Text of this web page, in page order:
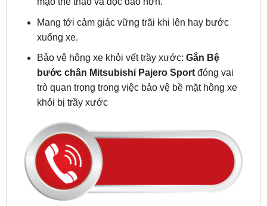
xuống xe.
Bảo vệ hông xe khỏi vết trầy xước: Gắn Bệ
bước chân Mitsubishi Pajero Sport
trò quan trọng trong việc bảo vệ bề mặt hông xe
khỏi bị trầy xước